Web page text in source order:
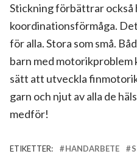
Stickning förbättrar också
koordinationsförmåga.
för alla. Stora som små.
barn med motorikproblem
sätt att utveckla
garn och njut av alla de
medför!
ETIKETTER: HANDARBETE